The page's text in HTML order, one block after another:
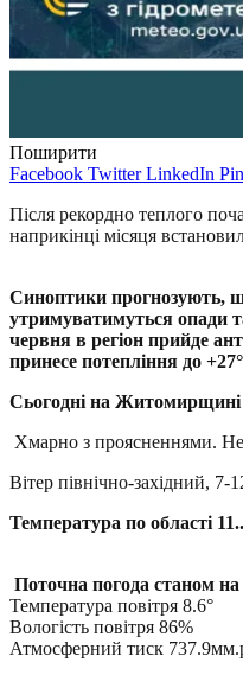
Поширити
Facebook Twitter LinkedIn
Після рекордно теплого
наприкінці місяця
Синоптики прогнозують,
утримуватимуться опади
червня в регіон прийде
принесе потепління до
Сьогодні на Житомирщині
Хмарно з проясненнями.
Вітер північно-західний, 7-
Температура по області
Поточна погода станом
Температура повітря 8.6°
Вологість повітря 86%
Атмосферний тиск